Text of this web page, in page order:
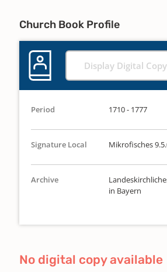
Church Book Profile
Display Digital
Period 1710 - 1777
Signature Local Mikrofisches
Archive
in Bayern
No digital copy available